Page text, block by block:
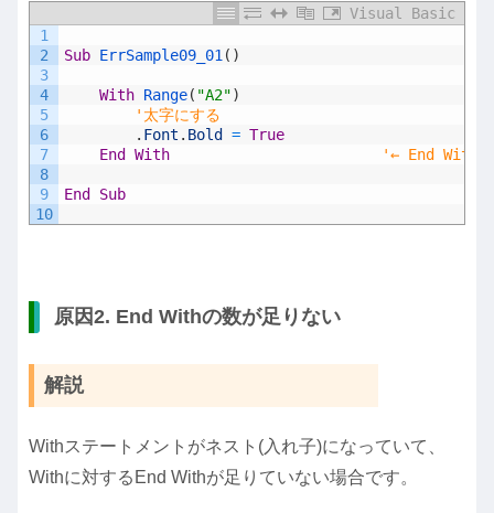
Visual Basic
1
2
3
4
5
6
7
8
9
10
Sub ErrSample09_01 ( )
With Range( "A2")
'太字にする
. Font . Bold = True
End
With '← End With
End Sub
原因2. End Withの数が足りない
解説
Withステートメントがネスト(入れ子)になっていて、
Withに対するEnd Withが足りていない場合です。